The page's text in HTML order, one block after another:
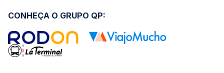
CONHEÇA O GRUPO QP: